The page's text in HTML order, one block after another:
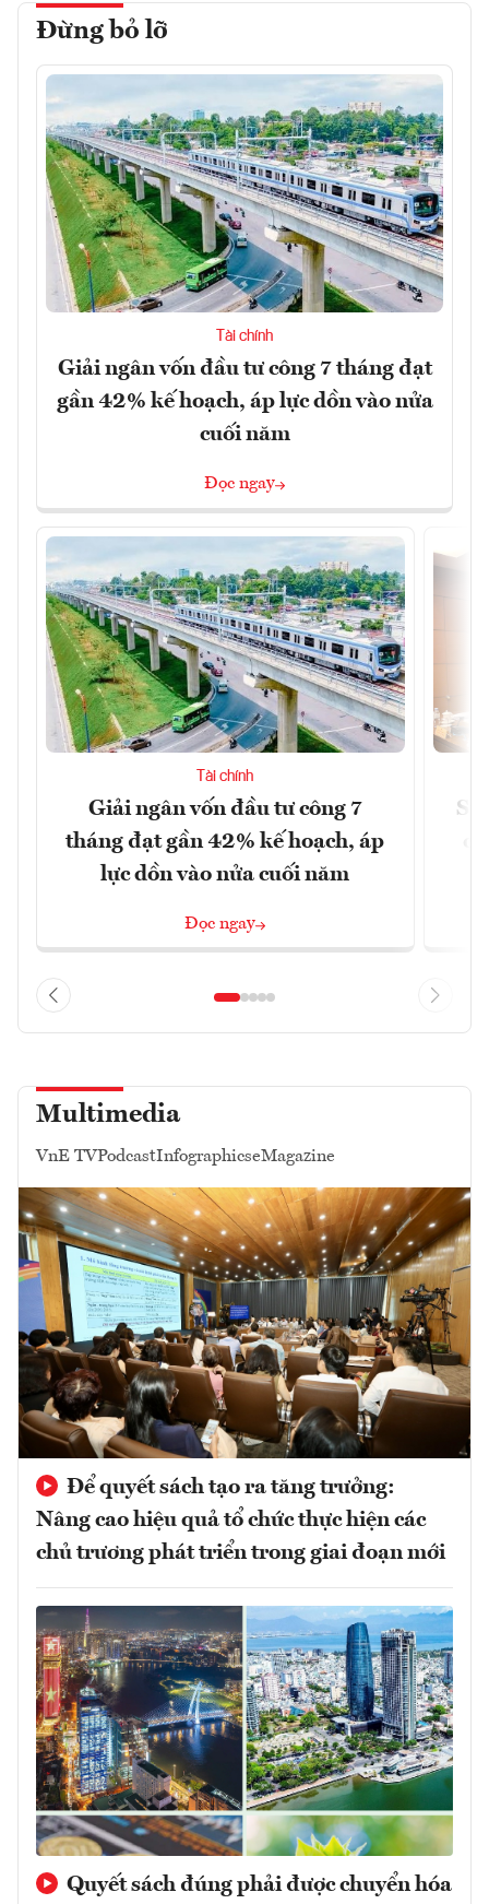
Đừng bỏ lỡ
Tài chính
Giải ngân vốn đầu tư công 7 tháng đạt
gần 42% kế hoạch, áp lực dồn vào nửa
cuối năm
Đọc ngay
Tài chính
Giải ngân vốn đầu tư công 7
tháng đạt gần 42% kế hoạch, áp
lực dồn vào nửa cuối năm
Đọc ngay
Multimedia
VnE TVPodcastInfographicseMagazine
Để quyết sách tạo ra tăng trưởng:
Nâng cao hiệu quả tổ chức thực hiện các
chủ trương phát triển trong giai đoạn mới
Quyết sách đúng phải được chuyển hóa